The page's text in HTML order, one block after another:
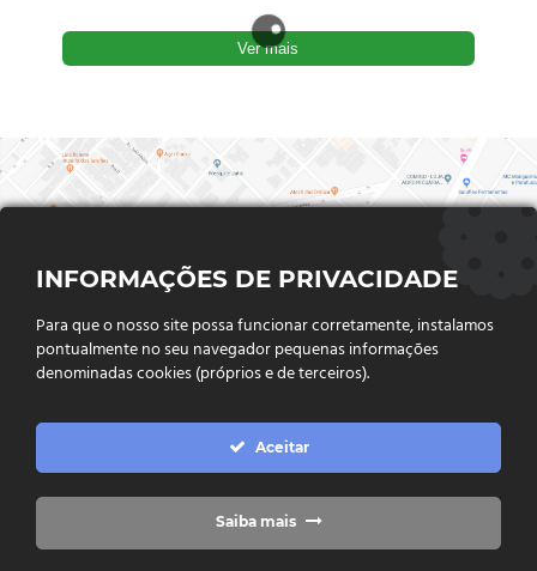
Ver mais
FALE CONOSCO
Endereço:Rua Said Abdalla, Nº 310, Jardim Rio Claro. CEP
75802-035, Jataí - GO
(64) 3632 - 2070
INFORMAÇÕES DE PRIVACIDADE
Para que o nosso site possa funcionar corretamente, instalamos
pontualmente no seu navegador pequenas informações
denominadas cookies (próprios e de terceiros).
Aceitar
Saiba mais